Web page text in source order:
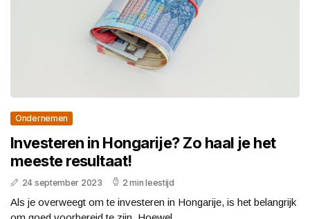
Ondernemen
Investeren in Hongarije? Zo haal je het
meeste resultaat!
24 september 2023 2 min leestijd
Als je overweegt om te investeren in Hongarije, is het belangrijk